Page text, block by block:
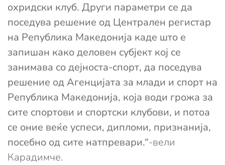
охридски клуб. Други параметри се да
поседува решение од Централен регистар
на Република Македонија каде што е
запишан како деловен субјект кој се
занимава со дејноста-спорт, да поседува
решение од Агенцијата за млади и спорт на
Република Македонија, која води грожа за
сите спортови и спортски клубови, и потоа
се оние веќе успеси, дипломи, признанија,
посебно од сите натпревари.“-вели
Карадимче.